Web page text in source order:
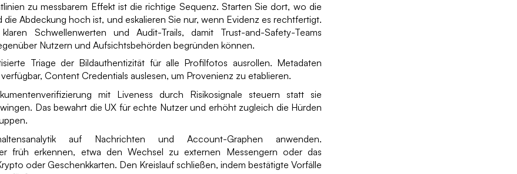
zu messbarem Effekt ist die richtige Sequenz. Starten Sie dort, wo die
die Abdeckung hoch ist, und eskalieren Sie nur, wenn Evidenz es rechtfertigt.
Schwellenwerten und Audit-Trails, damit Trust-and-Safety-Teams
Nutzern und Aufsichtsbehörden begründen können.
Triage der Bildauthentizität für alle Profilfotos ausrollen. Metadaten
Content Credentials auslesen, um Provenienz zu etablieren.
mit Liveness durch Risikosignale steuern statt sie
Das bewahrt die UX für echte Nutzer und erhöht zugleich die Hürden
auf Nachrichten und Account-Graphen anwenden.
früh erkennen, etwa den Wechsel zu externen Messengern oder das
oder Geschenkkarten. Den Kreislauf schließen, indem bestätigte Vorfälle